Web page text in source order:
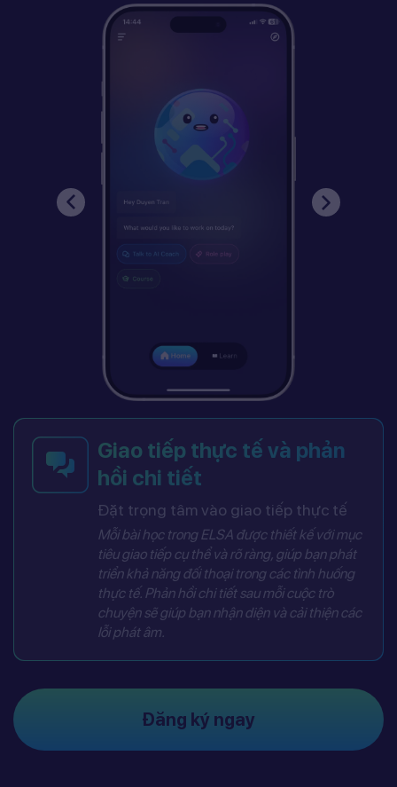
Giao tiếp thực tế và phản
hồi chi tiết
Đặt trọng tâm vào giao tiếp thực tế
Mỗi bài học trong ELSA được thiết kế với mục
tiêu giao tiếp cụ thể và rõ ràng, giúp bạn phát
triển khả năng đối thoại trong các tình huống
thực tế. Phản hồi chi tiết sau mỗi cuộc trò
chuyện sẽ giúp bạn nhận diện và cải thiện các
lỗi phát âm.
Đăng ký ngay